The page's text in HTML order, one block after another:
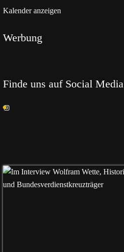
Kalender anzeigen
Werbung
Finde uns auf Social Media